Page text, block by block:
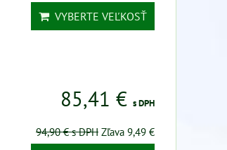
VYBERTE VEĽKOSŤ
85,41 € s DPH
94,90 €s DPH Zľava 9,49 €